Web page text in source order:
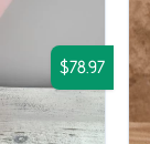
$78.97